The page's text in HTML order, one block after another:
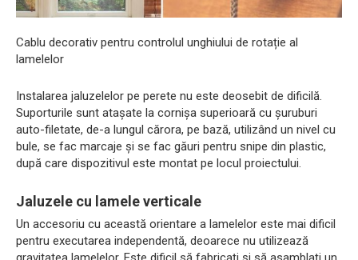
Cablu decorativ pentru controlul unghiului de rotație al
lamelelor
Instalarea jaluzelelor pe perete nu este deosebit de dificilă.
Suporturile sunt atașate la cornișa superioară cu șuruburi
auto-filetate, de-a lungul cărora, pe bază, utilizând un nivel cu
bule, se fac marcaje și se fac găuri pentru snipe din plastic,
după care dispozitivul este montat pe locul proiectului.
Jaluzele cu lamele verticale
Un accesoriu cu această orientare a lamelelor este mai dificil
pentru executarea independentă, deoarece nu utilizează